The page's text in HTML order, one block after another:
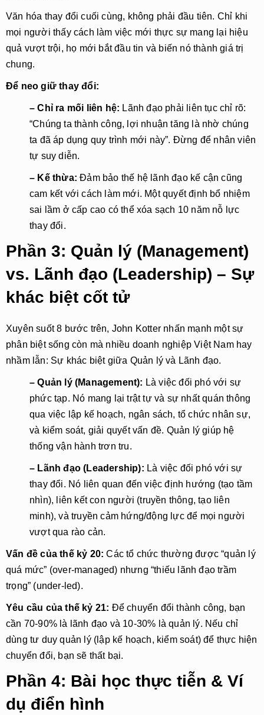
Văn hóa thay đổi cuối cùng, không phải đầu tiên. Chỉ khi
mọi người thấy cách làm việc mới thực sự mang lại hiệu
quả vượt trội, họ mới bắt đầu tin và biến nó thành giá trị
chung.
Để neo giữ thay đổi:
– Chỉ ra mối liên hệ: Lãnh đạo phải liên tục chỉ rõ:
“Chúng ta thành công, lợi nhuận tăng là nhờ chúng
ta đã áp dụng quy trình mới này”. Đừng để nhân viên
tự suy diễn.
– Kế thừa: Đảm bảo thế hệ lãnh đạo kế cận cũng
cam kết với cách làm mới. Một quyết định bổ nhiệm
sai lầm ở cấp cao có thể xóa sạch 10 năm nỗ lực
thay đổi.
Phần 3: Quản lý (Management)
vs. Lãnh đạo (Leadership) – Sự
khác biệt cốt tử
Xuyên suốt 8 bước trên, John Kotter nhấn mạnh một sự
phân biệt sống còn mà nhiều doanh nghiệp Việt Nam hay
nhầm lẫn: Sự khác biệt giữa Quản lý và Lãnh đạo.
– Quản lý (Management): Là việc đối phó với sự
phức tạp. Nó mang lại trật tự và sự nhất quán thông
qua việc lập kế hoạch, ngân sách, tổ chức nhân sự,
và kiểm soát, giải quyết vấn đề. Quản lý giúp hệ
thống vận hành trơn tru.
– Lãnh đạo (Leadership): Là việc đối phó với sự
thay đổi. Nó liên quan đến việc định hướng (tạo tầm
nhìn), liên kết con người (truyền thông, tạo liên
minh), và truyền cảm hứng/động lực để mọi người
vượt qua rào cản.
Vấn đề của thế kỷ 20: Các tổ chức thường được “quản lý
quá mức” (over-managed) nhưng “thiếu lãnh đạo trầm
trọng” (under-led).
Yêu cầu của thế kỷ 21: Để chuyển đổi thành công, bạn
cần 70-90% là lãnh đạo và 10-30% là quản lý. Nếu chỉ
dùng tư duy quản lý (lập kế hoạch, kiểm soát) để thực hiện
chuyển đổi, bạn sẽ thất bại.
Phần 4: Bài học thực tiễn & Ví
dụ điển hình